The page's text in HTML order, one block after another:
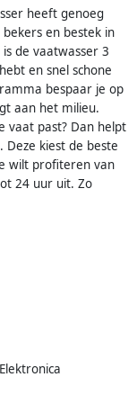
heeft genoeg
en bestek in
de vaatwasser 3
en snel schone
bespaar je op
aan het milieu.
vaat past? Dan helpt
kiest de beste
wilt profiteren van
24 uur uit. Zo